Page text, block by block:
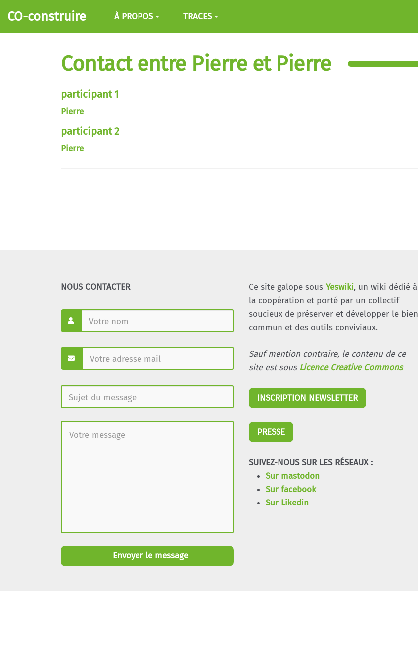
Aller au contenu principal
CO-construire À PROPOS TRACES
Contact entre Pierre et Pierre
participant 1
Pierre
participant 2
Pierre
NOUS CONTACTER
Envoyer le message
Ce site galope sous Yeswiki, un wiki dédié à
la coopération et porté par un collectif
soucieux de préserver et développer le bien
commun et des outils conviviaux.
Sauf mention contraire, le contenu de ce
site est sous Licence Creative Commons
INSCRIPTION NEWSLETTER
PRESSE
SUIVEZ-NOUS SUR LES RÉSEAUX :
Sur mastodon
Sur facebook
Sur Likedin